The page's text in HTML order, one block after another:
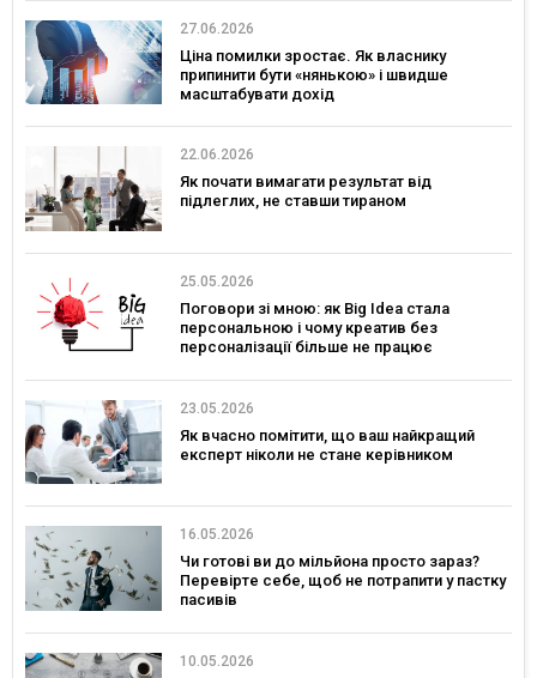
27.06.2026
Ціна помилки зростає. Як власнику
припинити бути «нянькою» і швидше
масштабувати дохід
22.06.2026
Як почати вимагати результат від
підлеглих, не ставши тираном
25.05.2026
Поговори зі мною: як Big Idea стала
персональною і чому креатив без
персоналізації більше не працює
23.05.2026
Як вчасно помітити, що ваш найкращий
експерт ніколи не стане керівником
16.05.2026
Чи готові ви до мільйона просто зараз?
Перевірте себе, щоб не потрапити у пастку
пасивів
10.05.2026